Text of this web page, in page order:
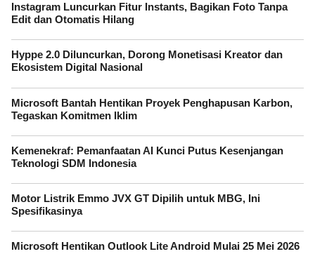
Instagram Luncurkan Fitur Instants, Bagikan Foto Tanpa
Edit dan Otomatis Hilang
Hyppe 2.0 Diluncurkan, Dorong Monetisasi Kreator dan
Ekosistem Digital Nasional
Microsoft Bantah Hentikan Proyek Penghapusan Karbon,
Tegaskan Komitmen Iklim
Kemenekraf: Pemanfaatan AI Kunci Putus Kesenjangan
Teknologi SDM Indonesia
Motor Listrik Emmo JVX GT Dipilih untuk MBG, Ini
Spesifikasinya
Microsoft Hentikan Outlook Lite Android Mulai 25 Mei 2026